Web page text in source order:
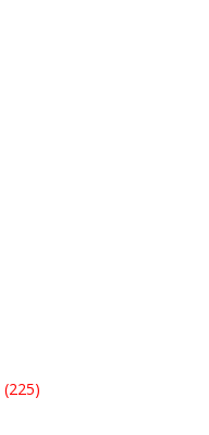
(225)